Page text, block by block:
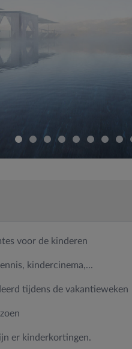
geen kamers beschikbaar
voor de kinderen
kindercinema,...
tijdens de vakantieweken
er kinderkortingen.